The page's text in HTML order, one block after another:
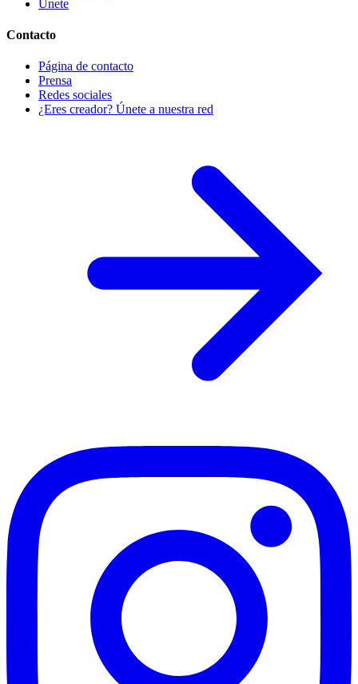
Únete
Contacto
Página de contacto
Prensa
Redes sociales
¿Eres creador? Únete a nuestra red